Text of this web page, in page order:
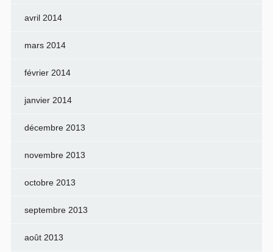
avril 2014
mars 2014
février 2014
janvier 2014
décembre 2013
novembre 2013
octobre 2013
septembre 2013
août 2013